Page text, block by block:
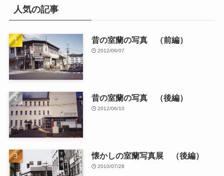
人気の記事
昔の室蘭の写真 （前編）
2012/06/07
昔の室蘭の写真 （後編）
2012/06/10
懐かしの室蘭写真展 （後編）
2010/07/28